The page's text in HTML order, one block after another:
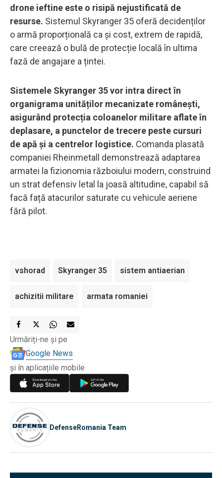
drone ieftine este o risipă nejustificată de
resurse. Sistemul Skyranger 35 oferă decidenților
o armă proporțională ca și cost, extrem de rapidă,
care creează o bulă de protecție locală în ultima
fază de angajare a țintei.
Sistemele Skyranger 35 vor intra direct în
organigrama unităților mecanizate românești,
asigurând protecția coloanelor militare aflate în
deplasare, a punctelor de trecere peste cursuri
de apă și a centrelor logistice. Comanda plasată
companiei Rheinmetall demonstrează adaptarea
armatei la fizionomia războiului modern, construind
un strat defensiv letal la joasă altitudine, capabil să
facă față atacurilor saturate cu vehicule aeriene
fără pilot.
vshorad Skyranger 35 sistem antiaerian
achizitii militare armata romaniei
Urmăriți-ne și pe
Google News
și în aplicațiile mobile
DefenseRomania Team